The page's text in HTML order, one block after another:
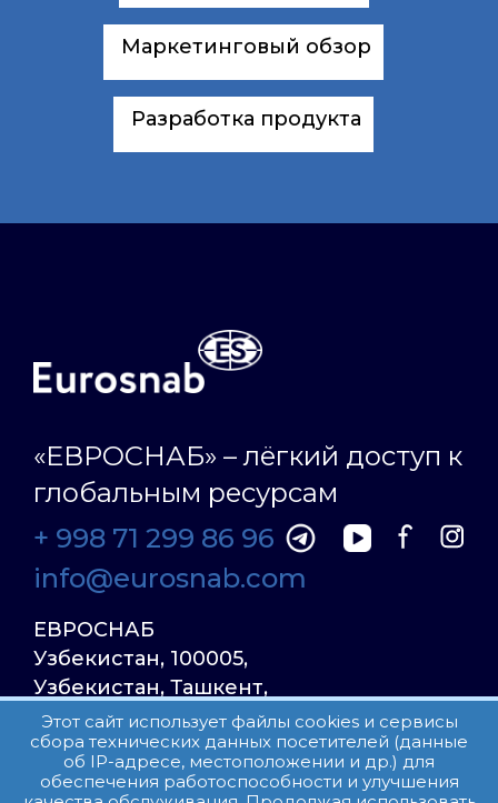
Маркетинговый обзор
Разработка продукта
«ЕВРОСНАБ» – лёгкий доступ к
глобальным ресурсам
+ 998 71 299 86 96
info@eurosnab.com
ЕВРОСНАБ
Узбекистан, 100005,
Узбекистан, Ташкент,
Улица Фаргона Йули
23, дом 31
Этот сайт использует файлы cookies и сервисы
сбора технических данных посетителей (данные
об IP-адресе, местоположении и др.) для
обеспечения работоспособности и улучшения